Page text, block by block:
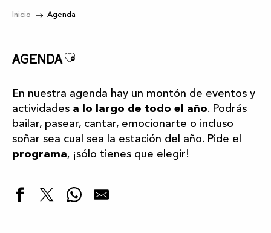
Inicio Agenda
AgendaAjouter aux favoris
En nuestra agenda hay un montón de eventos y
actividades a lo largo de todo el año. Podrás
bailar, pasear, cantar, emocionarte o incluso
soñar sea cual sea la estación del año. Pide el
programa, ¡sólo tienes que elegir!